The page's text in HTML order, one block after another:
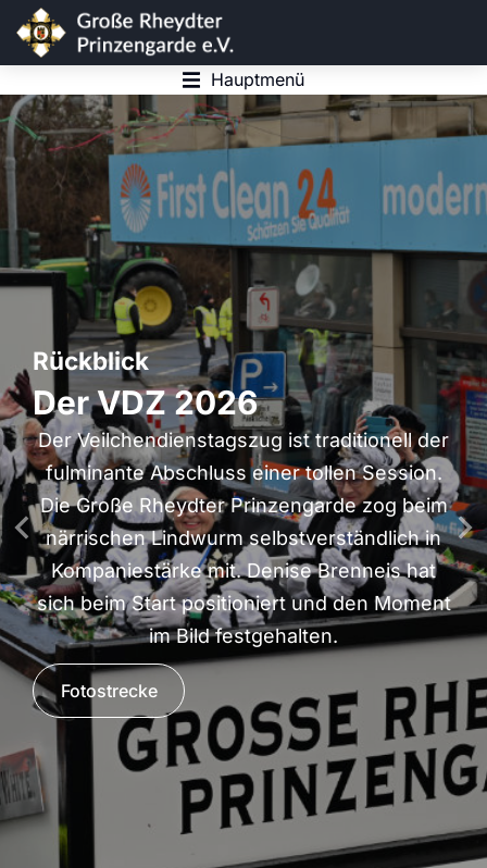
Hauptmenü
Rückblick
Der VDZ 2026
Der Veilchendienstagszug ist traditionell der
fulminante Abschluss einer tollen Session.
Die Große Rheydter Prinzengarde zog beim
närrischen Lindwurm selbstverständlich in
Kompaniestärke mit. Denise Brenneis hat
sich beim Start positioniert und den Moment
im Bild festgehalten.
Fotostrecke